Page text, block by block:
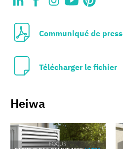
Communiqué de
Télécharger le fichier
Heiwa